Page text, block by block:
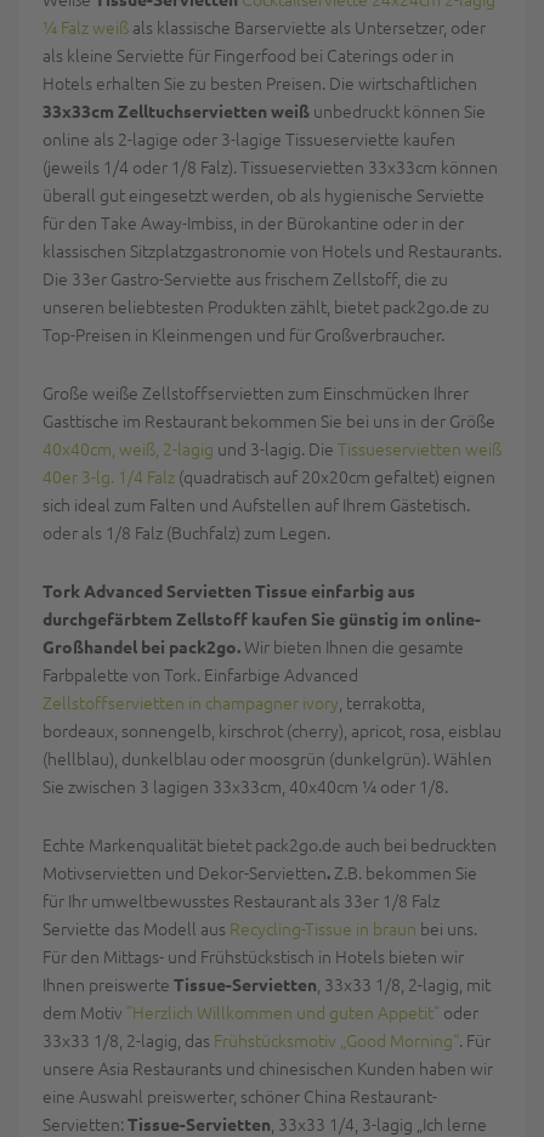
¼ Falz weiß als klassische Barserviette als Untersetzer, oder
als kleine Serviette für Fingerfood bei Caterings oder in
Hotels erhalten Sie zu besten Preisen. Die wirtschaftlichen
33x33cm Zelltuchservietten weiß unbedruckt können Sie
online als 2-lagige oder 3-lagige Tissueserviette kaufen
(jeweils 1/4 oder 1/8 Falz). Tissueservietten 33x33cm können
überall gut eingesetzt werden, ob als hygienische Serviette
für den Take Away-Imbiss, in der Bürokantine oder in der
klassischen Sitzplatzgastronomie von Hotels und Restaurants.
Die 33er Gastro-Serviette aus frischem Zellstoff, die zu
unseren beliebtesten Produkten zählt, bietet pack2go.de zu
Top-Preisen in Kleinmengen und für Großverbraucher.
Große weiße Zellstoffservietten zum Einschmücken Ihrer
Gasttische im Restaurant bekommen Sie bei uns in der Größe
40x40cm, weiß, 2-lagig und 3-lagig. Die Tissueservietten weiß
40er 3-lg. 1/4 Falz (quadratisch auf 20x20cm gefaltet) eignen
sich ideal zum Falten und Aufstellen auf Ihrem Gästetisch.
oder als 1/8 Falz (Buchfalz) zum Legen.
Tork Advanced Servietten Tissue einfarbig aus
durchgefärbtem Zellstoff kaufen Sie günstig im online-
Großhandel bei pack2go.Wir bieten Ihnen die gesamte
Farbpalette von Tork. Einfarbige Advanced
Zellstoffservietten in champagner ivory , terrakotta,
bordeaux, sonnengelb, kirschrot (cherry), apricot, rosa, eisblau
(hellblau), dunkelblau oder moosgrün (dunkelgrün). Wählen
Sie zwischen 3 lagigen 33x33cm, 40x40cm ¼ oder 1/8.
Echte Markenqualität bietet pack2go.de auch bei bedruckten
Motivservietten und Dekor-Servietten. Z.B. bekommen Sie
für Ihr umweltbewusstes Restaurant als 33er 1/8 Falz
Serviette das Modell aus Recycling-Tissue in braun bei uns.
Für den Mittags- und Frühstückstisch in Hotels bieten wir
Ihnen preiswerte Tissue-Servietten , 33x33 1/8, 2-lagig, mit
dem Motiv "Herzlich Willkommen und guten Appetit" oder
33x33 1/8, 2-lagig, das Frühstücksmotiv „Good Morning“. Für
unsere Asia Restaurants und chinesischen Kunden haben wir
eine Auswahl preiswerter, schöner China Restaurant-
Servietten: Tissue-Servietten , 33x33 1/4, 3-lagig „Ich lerne